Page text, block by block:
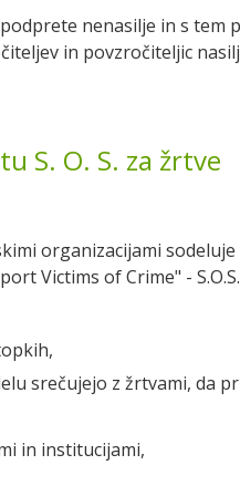
nenasilje in s tem
in povzročiteljic
S. O. S. za žrtve
organizacijami sodeluje
Victims of Crime" -
srečujejo z žrtvami, da
in institucijami,